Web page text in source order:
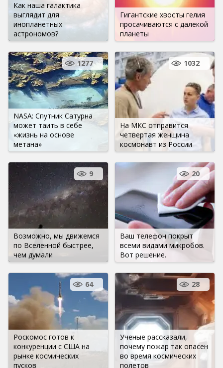
Как наша галактика
выглядит для
инопланетных
астрономов?
Гигантские хвосты гелия
просачиваются с далекой
планеты
NASA: Спутник Сатурна
может таить в себе
«жизнь на основе
метана»
1277
На МКС отправится
четвертая женщина
космонавт из России
1032
Возможно, мы движемся
по Вселенной быстрее,
чем думали
9
Ваш телефон покрыт
всеми видами микробов.
Вот решение.
20
Роскомос готов к
конкуренции с США на
рынке космических
пусков
64
Ученые рассказали,
почему пожар так опасен
во время космических
полетов
28